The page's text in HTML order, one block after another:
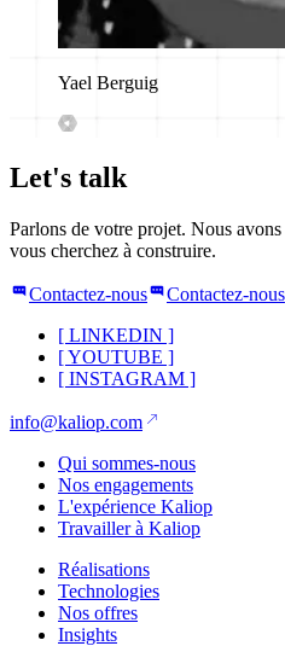
Yael Berguig
Let's talk
Parlons de votre projet. Nous
vous cherchez à construire.
Contactez-nous
Contactez-nous
[ LINKEDIN ]
[YOUTUBE ]
[ INSTAGRAM ]
info@kaliop.com
Qui sommes-nous
Nos engagements
L'expérience Kaliop
Travailler à Kaliop
Réalisations
Technologies
Nos offres
Insights